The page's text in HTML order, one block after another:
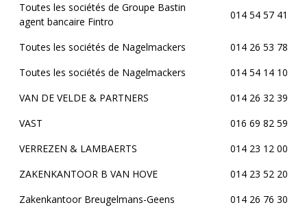
Toutes les sociétés de Groupe Bastin
agent bancaire Fintro
014 54 57 41
Toutes les sociétés de Nagelmackers
014 26 53 78
Toutes les sociétés de Nagelmackers
014 54 14 10
VAN DE VELDE & PARTNERS
014 26 32 39
VAST
016 69 82 59
VERREZEN & LAMBAERTS
014 23 12 00
ZAKENKANTOOR B VAN HOVE
014 23 52 20
Zakenkantoor Breugelmans-Geens
014 26 76 30